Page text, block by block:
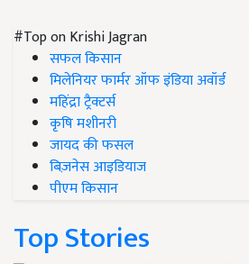
#Top on Krishi Jagran
सफल किसान
मिलेनियर फार्मर ऑफ इंडिया अवॉर्ड
महिंद्रा ट्रैक्टर्स
कृषि मशीनरी
जायद की फसल
बिज़नेस आइडियाज
पीएम किसान
Top Stories